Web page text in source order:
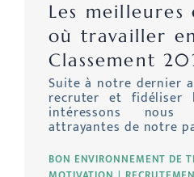
BON ENVIRONNEMENT DE
Les meilleures
où travailler
Classement
Suite à notre dernier
recruter et fidéliser
intéressons nous
attrayantes de notre